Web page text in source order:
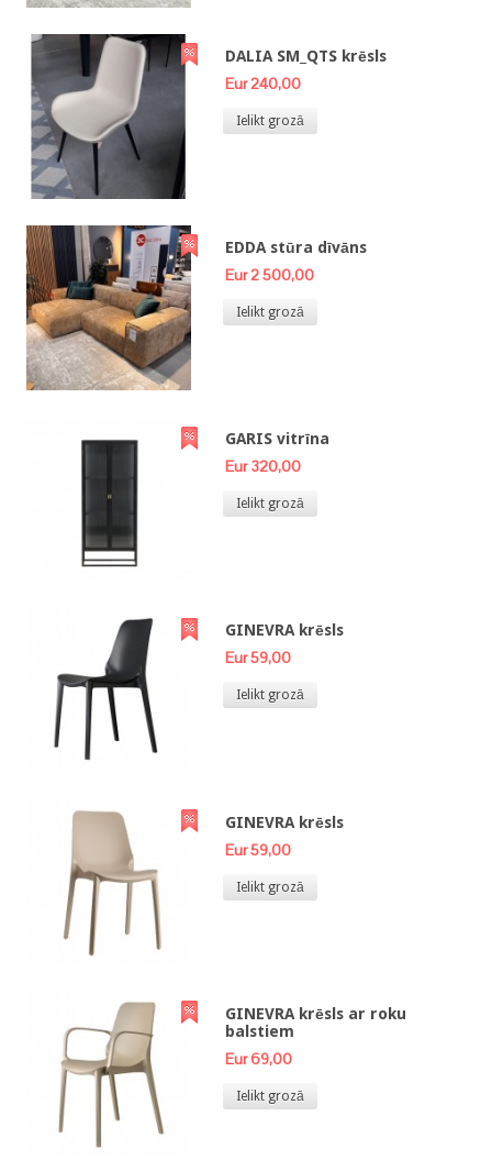
DALIA SM_QTS krēsls
Eur 240,00
Ielikt grozā
EDDA stūra dīvāns
Eur 2 500,00
Ielikt grozā
GARIS vitrīna
Eur 320,00
Ielikt grozā
GINEVRA krēsls
Eur 59,00
Ielikt grozā
GINEVRA krēsls
Eur 59,00
Ielikt grozā
GINEVRA krēsls ar roku
balstiem
Eur 69,00
Ielikt grozā